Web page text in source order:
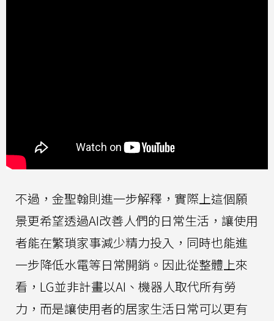
不過，金聖翰則進一步解釋，實際上這個願
景更希望透過AI改善人們的日常生活，讓使用
者能在繁瑣家事減少精力投入，同時也能進
一步降低水電等日常開銷。因此從整體上來
看，LG並非計畫以AI、機器人取代所有勞
力，而是讓使用者的居家生活日常可以更有